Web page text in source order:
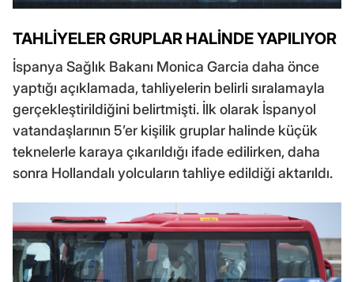
TAHLİYELER GRUPLAR HALİNDE YAPILIYOR
İspanya Sağlık Bakanı Monica Garcia daha önce
yaptığı açıklamada, tahliyelerin belirli sıralamayla
gerçekleştirildiğini belirtmişti. İlk olarak İspanyol
vatandaşlarının 5’er kişilik gruplar halinde küçük
teknelerle karaya çıkarıldığı ifade edilirken, daha
sonra Hollandalı yolcuların tahliye edildiği aktarıldı.